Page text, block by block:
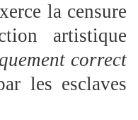
la censure
artistique
correct
les esclaves